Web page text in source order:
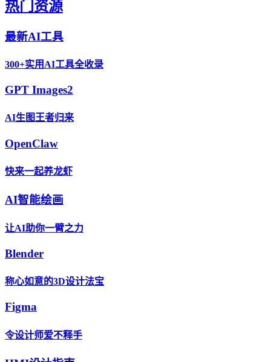
热门资源
最新AI工具
300+实用AI工具全收录
GPT Images2
AI生图王者归来
OpenClaw
快来一起养龙虾
AI智能绘画
让AI助你一臂之力
Blender
称心如意的3D设计法宝
Figma
令设计师爱不释手